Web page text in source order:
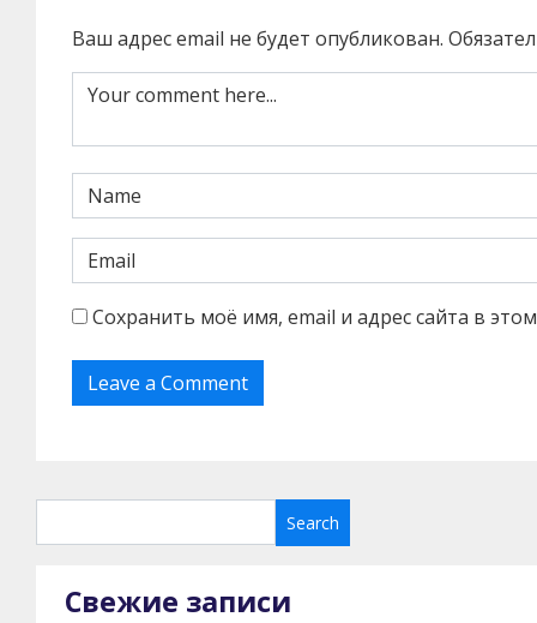
Ваш адрес email не будет опубликован.
Сохранить моё имя, email и адрес сайта в
Свежие записи